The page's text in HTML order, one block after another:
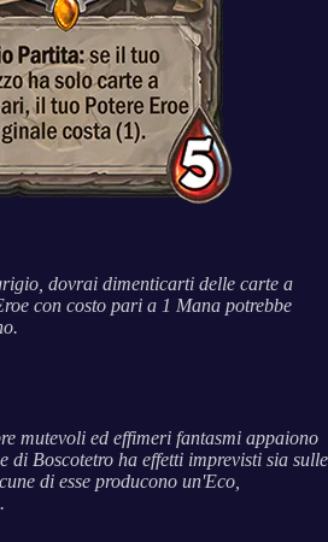
dovrai dimenticarti delle carte a
con costo pari a 1 Mana potrebbe
mutevoli ed effimeri fantasmi appaiono
di Boscotetro ha effetti imprevisti sia sulle
di esse producono un'Eco,